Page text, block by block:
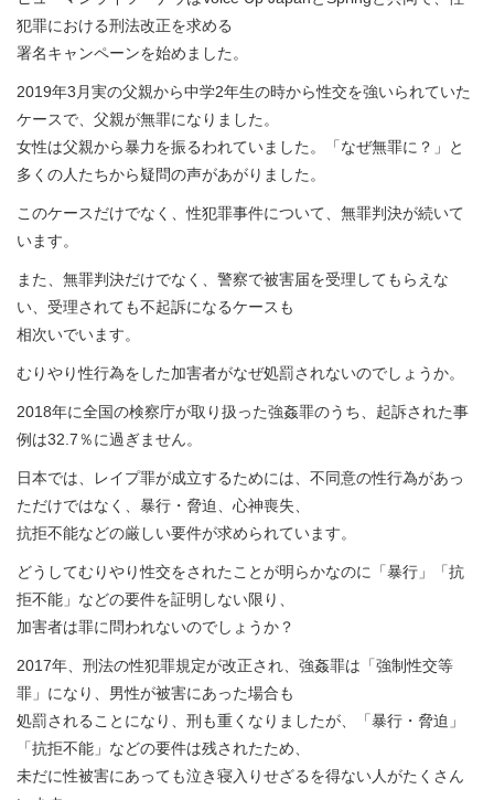
犯罪における刑法改正を求める
署名キャンペーンを始めました。
2019年3月実の父親から中学2年生の時から性交を強いられていた
ケースで、父親が無罪になりました。
女性は父親から暴力を振るわれていました。「なぜ無罪に？」と
多くの人たちから疑問の声があがりました。
このケースだけでなく、性犯罪事件について、無罪判決が続いて
います。
また、無罪判決だけでなく、警察で被害届を受理してもらえな
い、受理されても不起訴になるケースも
相次いでいます。
むりやり性行為をした加害者がなぜ処罰されないのでしょうか。
2018年に全国の検察庁が取り扱った強姦罪のうち、起訴された事
例は32.7％に過ぎません。
日本では、レイプ罪が成立するためには、不同意の性行為があっ
ただけではなく、暴行・脅迫、心神喪失、
抗拒不能などの厳しい要件が求められています。
どうしてむりやり性交をされたことが明らかなのに「暴行」「抗
拒不能」などの要件を証明しない限り、
加害者は罪に問われないのでしょうか？
2017年、刑法の性犯罪規定が改正され、強姦罪は「強制性交等
罪」になり、男性が被害にあった場合も
処罰されることになり、刑も重くなりましたが、「暴行・脅迫」
「抗拒不能」などの要件は残されたため、
未だに性被害にあっても泣き寝入りせざるを得ない人がたくさん